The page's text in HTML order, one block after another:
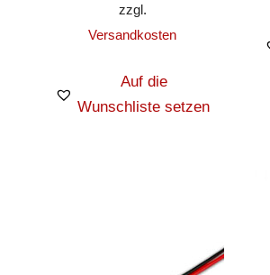
zzgl.
Versandkosten
Auf die
Wunschliste setzen